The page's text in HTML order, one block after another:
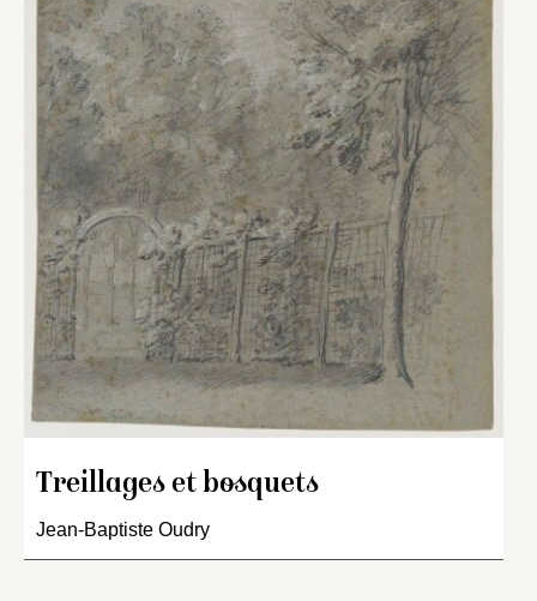
Treillages et bosquets
Jean-Baptiste Oudry